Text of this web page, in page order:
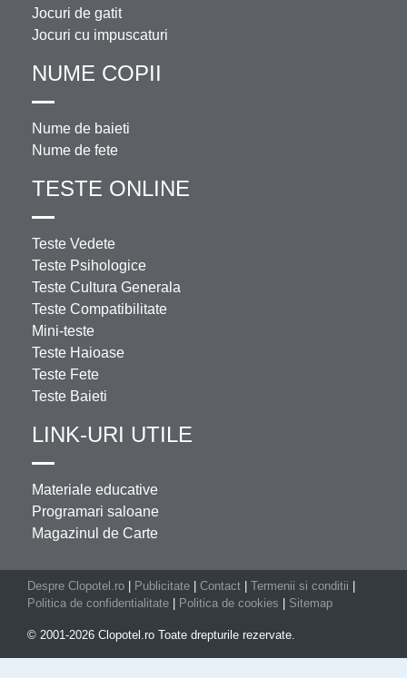
Jocuri de gatit
Jocuri cu impuscaturi
NUME COPII
Nume de baieti
Nume de fete
TESTE ONLINE
Teste Vedete
Teste Psihologice
Teste Cultura Generala
Teste Compatibilitate
Mini-teste
Teste Haioase
Teste Fete
Teste Baieti
LINK-URI UTILE
Materiale educative
Programari saloane
Magazinul de Carte
Despre Clopotel.ro Publicitate Contact Termenii si conditii
Politica de confidentialitate
Politica de cookies Sitemap
© 2001-2026 Clopotel.ro Toate drepturile rezervate.